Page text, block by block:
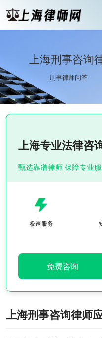
上海刑事咨询
刑事律师问答
上海专业法律咨
甄选靠谱律师 保障专业
极速服务
免费咨询
上海刑事咨询律师